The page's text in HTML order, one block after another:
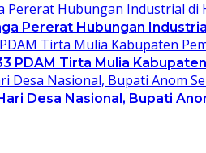
Pererat Hubungan
PDAM Tirta Mulia
Desa Nasional, Bupati